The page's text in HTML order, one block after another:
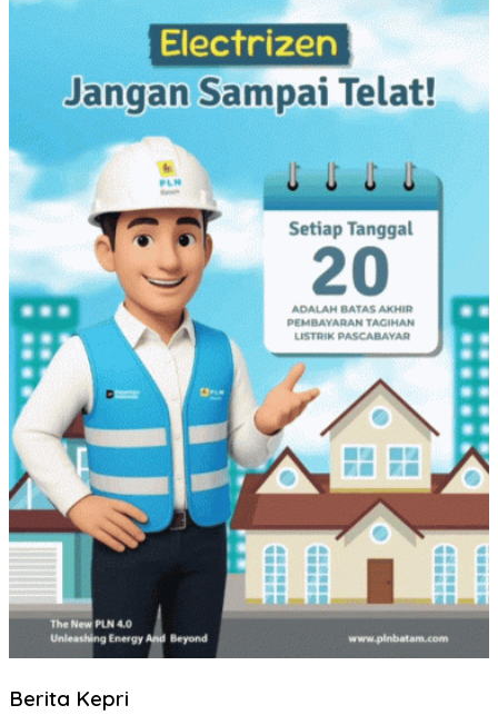
Berita Kepri